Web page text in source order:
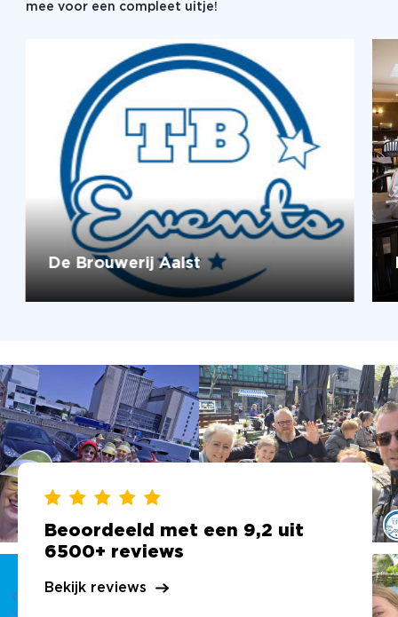
mee voor een compleet uitje!
De Brouwerij Aalst
Beoordeeld met een 9,2 uit
6500+ reviews
Bekijk reviews